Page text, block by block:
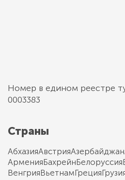
Номер в едином реестре
0003383
Страны
АбхазияАвстрияАзербайджан
АрменияБахрейнБелоруссия
ВенгрияВьетнамГреция